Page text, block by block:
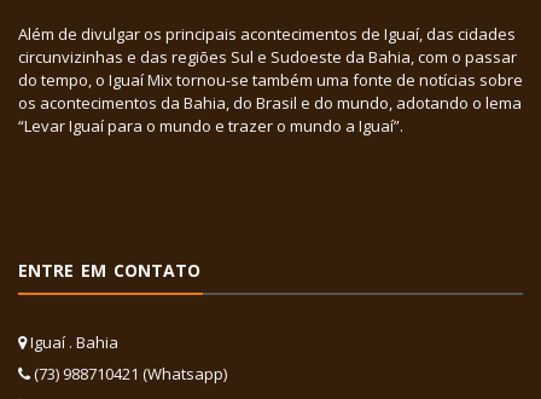
Além de divulgar os principais acontecimentos de Iguaí, das cidades
circunvizinhas e das regiões Sul e Sudoeste da Bahia, com o passar
do tempo, o Iguaí Mix tornou-se também uma fonte de notícias sobre
os acontecimentos da Bahia, do Brasil e do mundo, adotando o lema
“Levar Iguaí para o mundo e trazer o mundo a Iguaí”.
ENTRE EM CONTATO
Iguaí . Bahia
(73) 988710421 (Whatsapp)